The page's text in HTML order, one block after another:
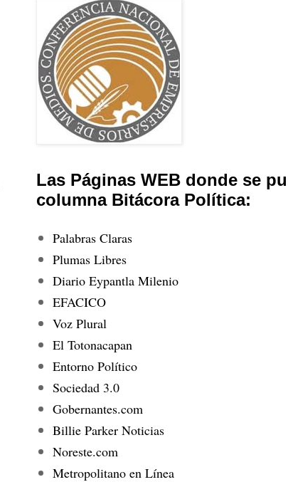
Las Páginas WEB donde se
columna Bitácora Política:
Palabras Claras
Plumas Libres
Diario Eypantla Milenio
EFACICO
Voz Plural
El Totonacapan
Entorno Político
Sociedad 3.0
Gobernantes.com
Billie Parker Noticias
Noreste.com
Metropolitano en Línea